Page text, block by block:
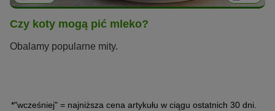
Czy koty mogą pić mleko?
Obalamy popularne mity.
*"wcześniej" = najniższa cena artykułu w ciągu ostatnich 30 dni.